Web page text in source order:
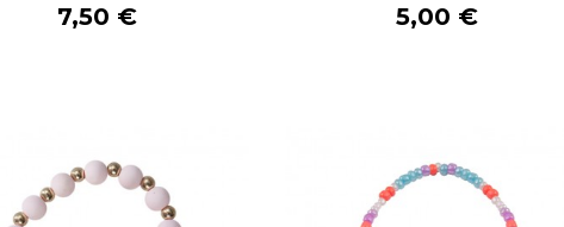
Prix
7,50 € Prix
5,00 €